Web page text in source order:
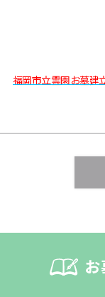
福岡市立霊園お墓建